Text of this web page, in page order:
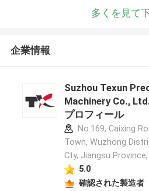
多くを見て
企業情報
Suzhou Texun
Machinery Co.,
プロフィール
No.169, Caixing
Town, Wuzhong
Cty, Jiangsu
5.0
確認された製造者